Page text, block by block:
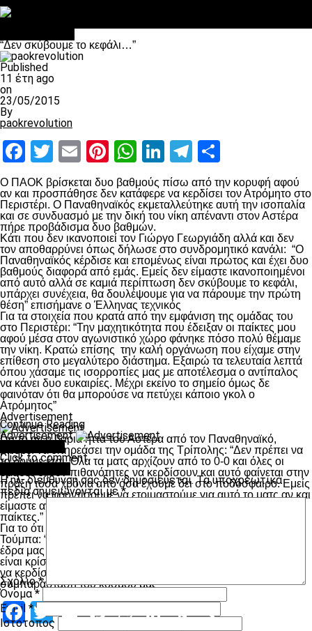
“Δεν σκύβουμε το κεφάλι…”
Published
11 έτη ago
on
23/05/2015
By
paokrevolution
Facebook
Twitter
EmailPinterest
WhatsApp
LinkedIn
Telegram
Ο ΠΑΟΚ βρίσκεται δυο βαθμούς πίσω από την κορυφή αφού
αν και προσπάθησε δεν κατάφερε να κερδίσει τον Ατρόμητο στο
Περιστέρι. Ο Παναθηναϊκός εκμεταλλεύτηκε αυτή την ισοπαλία
και σε συνδυασμό με την δική του νίκη απέναντι στον Αστέρα
πήρε προβάδισμα δυο βαθμών.
Κάτι που δεν ικανοποιεί τον Γιώργο Γεωργιάδη αλλά και δεν
τον αποθαρρύνει όπως δήλωσε στο συνδρομητικό κανάλι: “Ο
Παναθηναϊκός κέρδισε και επομένως είναι πρώτος και έχει δυο
βαθμούς διαφορά από εμάς. Εμείς δεν είμαστε ικανοποιημένοι
από αυτό αλλά σε καμιά περίπτωση δεν σκύβουμε το κεφάλι,
υπάρχει συνέχεια, θα δουλέψουμε για να πάρουμε την πρώτη
θέση” επισήμανε ο Έλληνας τεχνικός
Για τα στοιχεία που κρατά από την εμφάνιση της ομάδας του
στο Περιστέρι: “Την μαχητικότητα που έδειξαν οι παίκτες μου
αφού μέσα στον αγωνιστικό χώρο φάνηκε πόσο πολύ θέμαμε
την νίκη. Κρατώ επίσης την καλή οργάνωση που είχαμε στην
επίθεση στο μεγαλύτερο διάστημα. Εξαιρώ τα τελευταία λεπτά
όπου χάσαμε τις ισορροπίες μας με αποτέλεσμα ο αντίπαλος
να κάνει δυο ευκαιρίες. Μέχρι εκείνο το σημείο όμως δε
φαινόταν ότι θα μπορούσε να πετύχει κάποιο γκολ ο
Ατρόμητος”
Advertisement
Για το αν η βαριά ήττα του Αστέρα από τον Παναθηναϊκό,
μπορεί να επηρεάσει την ομάδα της Τρίπολης: “Δεν πρέπει να
το δούμε έτσι. Όλα τα ματς αρχίζουν από το 0-0 και όλες οι
ομάδες έχουν πιθανότητες να κερδίσουν και αυτό φαίνεται στην
πράξη τόσα χρόνια από όσα έχουμε δει στο ποδόσφαιρο. Εμείς
πρέπει να φροντίσουμε να ετοιμαστούμε για αυτό το ματς αν και
είμαστε αναγκασμένοι παράλληλα να ξεκουράσουμε τους
παίκτες.”
Για το ότι ο ΠΑΟΚ έχει δυο συνεχόμενους αγώνες στην
Τούμπα: “Αυτό σημαίνει ότι πρέπει να εκμεταλλευτούμε την
έδρα μας και τη δυναμική της. Κάθε ματς από εδώ και πέρα
είναι κρίσιμο και αυτό με τον Αστέρα το πιο σημαντικό. Πρέπει
να κερδίσουμε, να παίξουμε καλά και φυσικά να έχουμε και την
συμπαράσταση του κόσμου μας”
Facebook
Twitter
EmailPinterest
WhatsApp
LinkedIn
Telegram
Continue Reading
Advertisement
Click to comment
Η ηλ. διεύθυνση σας δεν δημοσιεύεται. Τα υποχρεωτικά
πεδία σημειώνονται με*
Σχόλιο*
Όνομα*
Email *
Ιστότοπος